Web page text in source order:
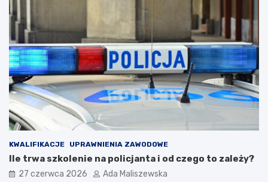
KWALIFIKACJE UPRAWNIENIA ZAWODOWE
Ile trwa szkolenie na policjanta i od czego to zależy?
27 czerwca 2026 Ada Maliszewska